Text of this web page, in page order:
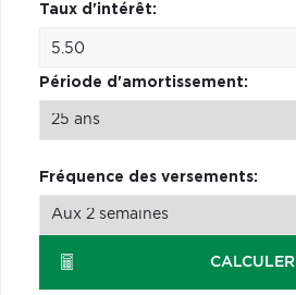
Taux d'intérêt:
Période d'amortissement:
Fréquence des versements:
CALCULER